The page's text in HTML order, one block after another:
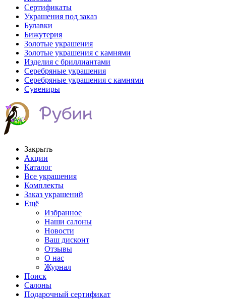
Сертификаты
Украшения под заказ
Булавки
Бижутерия
Золотые украшения
Золотые украшения с камнями
Изделия с бриллиантами
Серебряные украшения
Серебряные украшения с камнями
Сувениры
Закрыть
Акции
Каталог
Все украшения
Комплекты
Заказ украшений
Ещё
Избранное
Наши салоны
Новости
Ваш дисконт
Отзывы
О нас
Журнал
Поиск
Салоны
Подарочный сертификат